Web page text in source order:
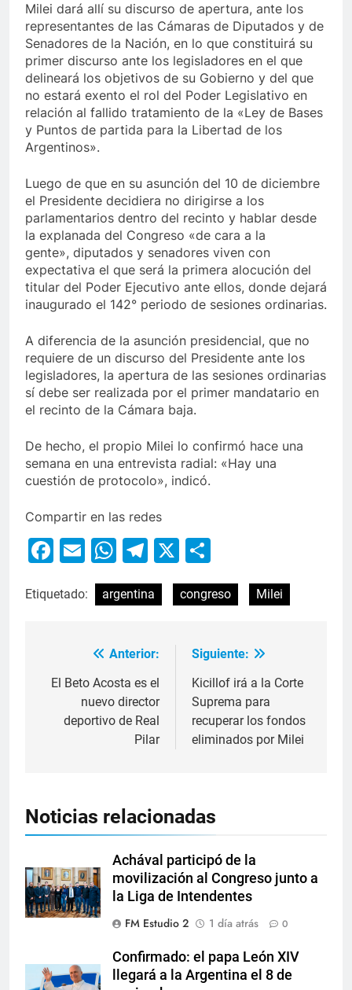
Milei dará allí su discurso de apertura, ante los
representantes de las Cámaras de Diputados y de
Senadores de la Nación, en lo que constituirá su
primer discurso ante los legisladores en el que
delineará los objetivos de su Gobierno y del que
no estará exento el rol del Poder Legislativo en
relación al fallido tratamiento de la «Ley de Bases
y Puntos de partida para la Libertad de los
Argentinos».
Luego de que en su asunción del 10 de diciembre
el Presidente decidiera no dirigirse a los
parlamentarios dentro del recinto y hablar desde
la explanada del Congreso «de cara a la
gente», diputados y senadores viven con
expectativa el que será la primera alocución del
titular del Poder Ejecutivo ante ellos, donde dejará
inaugurado el 142° periodo de sesiones ordinarias.
A diferencia de la asunción presidencial, que no
requiere de un discurso del Presidente ante los
legisladores, la apertura de las sesiones ordinarias
sí debe ser realizada por el primer mandatario en
el recinto de la Cámara baja.
De hecho, el propio Milei lo confirmó hace una
semana en una entrevista radial: «Hay una
cuestión de protocolo», indicó.
Compartir en las redes
Facebook
EmailWhatsApp
Telegram
X
Etiquetado: argentina congreso Milei
Anterior:
El Beto Acosta es el
nuevo director
deportivo de Real
Pilar
Siguiente:
Kicillof irá a la Corte
Suprema para
recuperar los fondos
eliminados por Milei
Noticias relacionadas
Achával participó de la
movilización al Congreso junto a
la Liga de Intendentes
FM Estudio 2
1 día atrás 0
Confirmado: el papa León XIV
llegará a la Argentina el 8 de